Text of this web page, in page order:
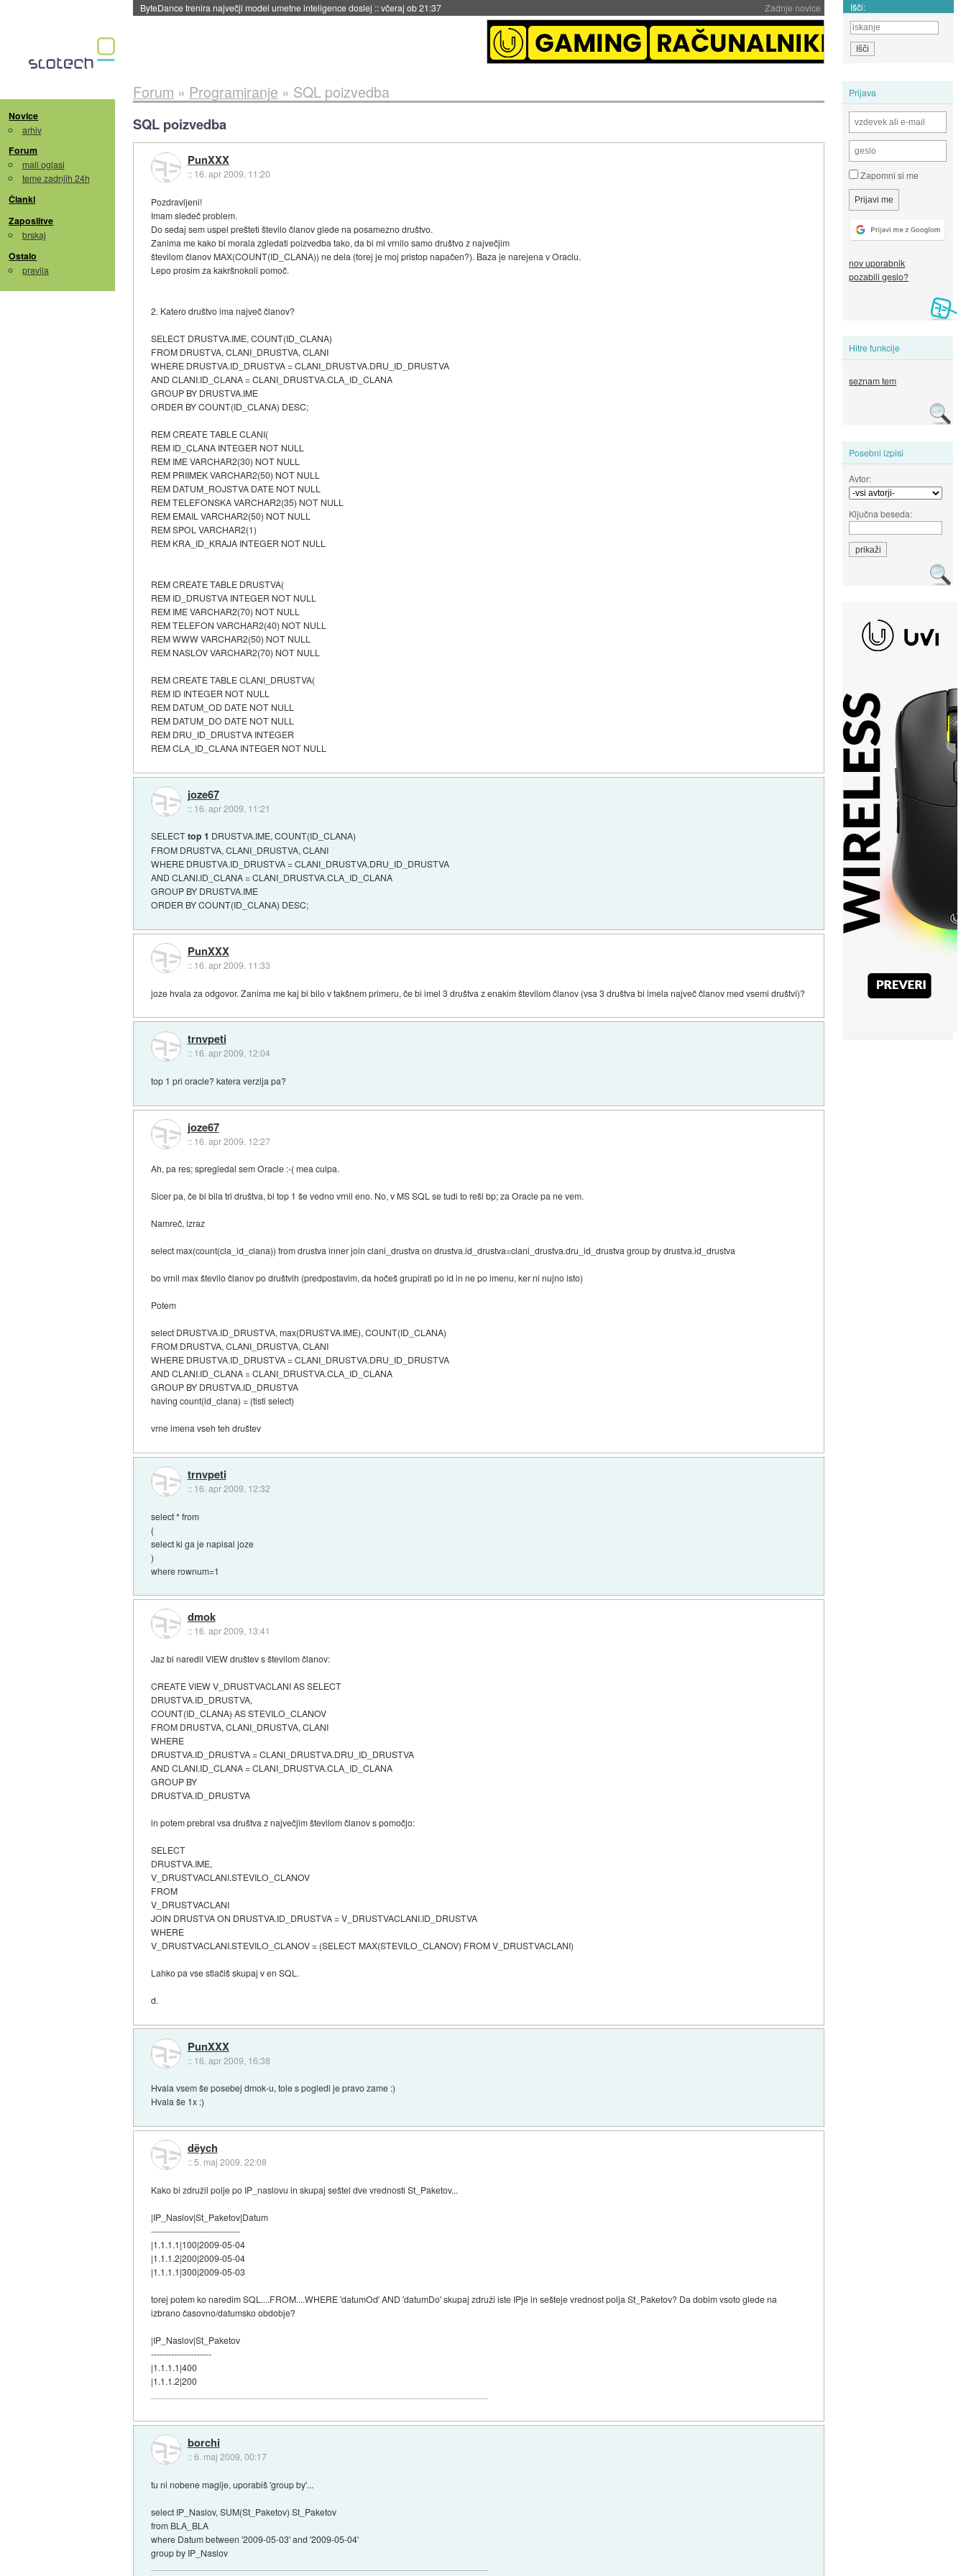
Zadnje novice
ByteDance trenira največji model umetne inteligence doslej ::včeraj ob 21:37 Išči:
Novice
arhiv
Forum
mali oglasi
teme zadnjih 24h
Članki
Zaposlitve
brskaj
Ostalo
pravila
Prijava
Zapomni si me
nov uporabnik
pozabili geslo?
Hitre funkcije
seznam tem
Posebni izpisi
Avtor:
Ključna beseda:
Forum » Programiranje » SQL poizvedba
SQL poizvedba
PunXXX
:: 16. apr 2009, 11:20
Pozdravljeni!
Imam sledeč problem.
Do sedaj sem uspel prešteti število članov glede na posamezno društvo.
Zanima me kako bi morala zgledati poizvedba tako, da bi mi vrnilo samo društvo z največjim
številom članov MAX(COUNT(ID_CLANA)) ne dela (torej je moj pristop napačen?). Baza je narejena v Oraclu.
Lepo prosim za kakršnokoli pomoč.
2. Katero društvo ima največ članov?
SELECT DRUSTVA.IME, COUNT(ID_CLANA)
FROM DRUSTVA, CLANI_DRUSTVA, CLANI
WHERE DRUSTVA.ID_DRUSTVA = CLANI_DRUSTVA.DRU_ID_DRUSTVA
AND CLANI.ID_CLANA = CLANI_DRUSTVA.CLA_ID_CLANA
GROUP BY DRUSTVA.IME
ORDER BY COUNT(ID_CLANA) DESC;
REM CREATE TABLE CLANI(
REM ID_CLANA INTEGER NOT NULL
REM IME VARCHAR2(30) NOT NULL
REM PRIIMEK VARCHAR2(50) NOT NULL
REM DATUM_ROJSTVA DATE NOT NULL
REM TELEFONSKA VARCHAR2(35) NOT NULL
REM EMAIL VARCHAR2(50) NOT NULL
REM SPOL VARCHAR2(1)
REM KRA_ID_KRAJA INTEGER NOT NULL
REM CREATE TABLE DRUSTVA(
REM ID_DRUSTVA INTEGER NOT NULL
REM IME VARCHAR2(70) NOT NULL
REM TELEFON VARCHAR2(40) NOT NULL
REM WWW VARCHAR2(50) NOT NULL
REM NASLOV VARCHAR2(70) NOT NULL
REM CREATE TABLE CLANI_DRUSTVA(
REM ID INTEGER NOT NULL
REM DATUM_OD DATE NOT NULL
REM DATUM_DO DATE NOT NULL
REM DRU_ID_DRUSTVA INTEGER
REM CLA_ID_CLANA INTEGER NOT NULL
joze67
:: 16. apr 2009, 11:21
SELECTtop 1 DRUSTVA.IME, COUNT(ID_CLANA)
FROM DRUSTVA, CLANI_DRUSTVA, CLANI
WHERE DRUSTVA.ID_DRUSTVA = CLANI_DRUSTVA.DRU_ID_DRUSTVA
AND CLANI.ID_CLANA = CLANI_DRUSTVA.CLA_ID_CLANA
GROUP BY DRUSTVA.IME
ORDER BY COUNT(ID_CLANA) DESC;
PunXXX
:: 16. apr 2009, 11:33
joze hvala za odgovor. Zanima me kaj bi bilo v takšnem primeru, če bi imel 3 društva z enakim številom članov (vsa 3 društva bi imela največ članov med vsemi društvi)?
trnvpeti
:: 16. apr 2009, 12:04
top 1 pri oracle? katera verzija pa?
joze67
:: 16. apr 2009, 12:27
Ah, pa res; spregledal sem Oracle :-( mea culpa.
Sicer pa, če bi bila tri društva, bi top 1 še vedno vrnil eno. No, v MS SQL se tudi to reši bp; za Oracle pa ne vem.
Namreč, izraz
select max(count(cla_id_clana)) from drustva inner join clani_drustva on drustva.id_drustva=clani_drustva.dru_id_drustva group by drustva.id_drustva
bo vrnil max število članov po društvih (predpostavim, da hočeš grupirati po id in ne po imenu, ker ni nujno isto)
Potem
select DRUSTVA.ID_DRUSTVA, max(DRUSTVA.IME), COUNT(ID_CLANA)
FROM DRUSTVA, CLANI_DRUSTVA, CLANI
WHERE DRUSTVA.ID_DRUSTVA = CLANI_DRUSTVA.DRU_ID_DRUSTVA
AND CLANI.ID_CLANA = CLANI_DRUSTVA.CLA_ID_CLANA
GROUP BY DRUSTVA.ID_DRUSTVA
having count(id_clana) = (tisti select)
vrne imena vseh teh društev
trnvpeti
:: 16. apr 2009, 12:32
select * from
(
select ki ga je napisal joze
)
where rownum=1
dmok
:: 16. apr 2009, 13:41
Jaz bi naredil VIEW društev s številom članov:
CREATE VIEW V_DRUSTVACLANI AS SELECT
DRUSTVA.ID_DRUSTVA,
COUNT(ID_CLANA) AS STEVILO_CLANOV
FROM DRUSTVA, CLANI_DRUSTVA, CLANI
WHERE
DRUSTVA.ID_DRUSTVA = CLANI_DRUSTVA.DRU_ID_DRUSTVA
AND CLANI.ID_CLANA = CLANI_DRUSTVA.CLA_ID_CLANA
GROUP BY
DRUSTVA.ID_DRUSTVA
in potem prebral vsa društva z največjim številom članov s pomočjo:
SELECT
DRUSTVA.IME,
V_DRUSTVACLANI.STEVILO_CLANOV
FROM
V_DRUSTVACLANI
JOIN DRUSTVA ON DRUSTVA.ID_DRUSTVA = V_DRUSTVACLANI.ID_DRUSTVA
WHERE
V_DRUSTVACLANI.STEVILO_CLANOV = (SELECT MAX(STEVILO_CLANOV) FROM V_DRUSTVACLANI)
Lahko pa vse stlačiš skupaj v en SQL.
d.
PunXXX
:: 16. apr 2009, 16:38
Hvala vsem še posebej dmok-u, tole s pogledi je pravo zame :)
Hvala še 1x :)
dëych
::5. maj 2009, 22:08
Kako bi združil polje po IP_naslovu in skupaj seštel dve vrednosti St_Paketov...
|IP_Naslov|St_Paketov|Datum
-------------------------------
|1.1.1.1|100|2009-05-04
|1.1.1.2|200|2009-05-04
|1.1.1.1|300|2009-05-03
torej potem ko naredim SQL....FROM....WHERE 'datumOd' AND 'datumDo' skupaj združi iste IPje in sešteje vrednost polja St_Paketov? Da dobim vsoto glede na
izbrano časovno/datumsko obdobje?
|IP_Naslov|St_Paketov
---------------------
|1.1.1.1|400
|1.1.1.2|200
borchi
::6. maj 2009, 00:17
tu ni nobene magije, uporabiš 'group by'...
select IP_Naslov, SUM(St_Paketov) St_Paketov
from BLA_BLA
where Datum between '2009-05-03' and '2009-05-04'
group by IP_Naslov